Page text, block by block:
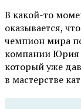
В какой-то
оказывается,
чемпион мира
компании Юрия
который уже
в мастерстве